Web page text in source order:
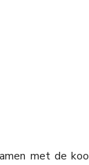
met de